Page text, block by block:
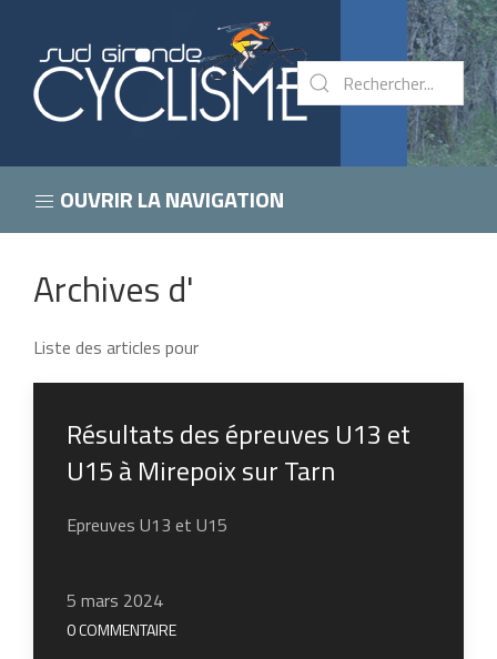
OUVRIR LA NAVIGATION
Archives d'
Liste des articles pour
Résultats des épreuves U13 et
U15 à Mirepoix sur Tarn
Epreuves U13 et U15
5 mars 2024
0 COMMENTAIRE